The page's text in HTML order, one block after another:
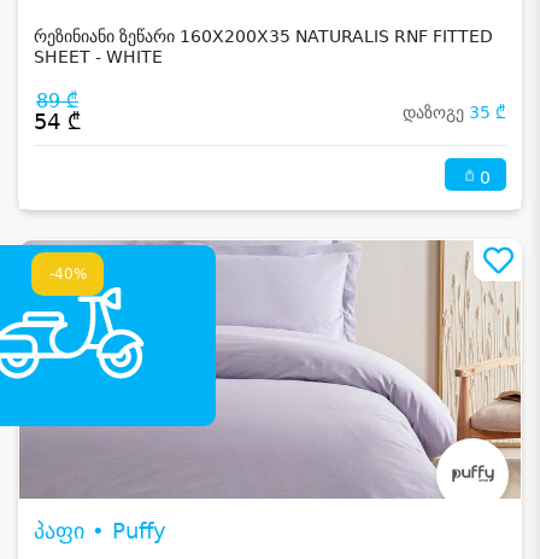
რეზინიანი ზეწარი 160X200X35 NATURALIS RNF FITTED
SHEET - WHITE
89 ₾
54 ₾ დაზოგე 35 ₾
0
-40%
პაფი • Puffy